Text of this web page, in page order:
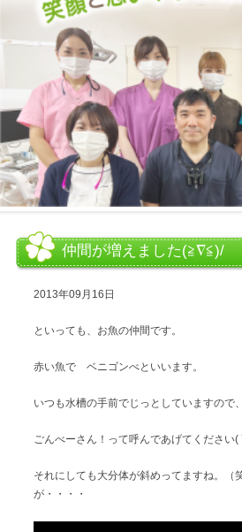
仲間が増えました(≧∇≦)/
2013年09月16日
といっても、お魚の仲間です。
赤い魚で ベニゴンべといいます。
いつも水槽の手前でじっとしていますので、
ごんべーさん！って呼んであげてください
それにしても大分体が斜めってますね。（
が・・・・